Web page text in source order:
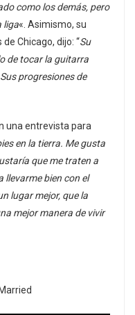
como los demás, pero
liga«. Asimismo, su
Chicago, dijo: “Su
de tocar la guitarra
progresiones de
una entrevista para
en la tierra. Me gusta
que me traten a
llevarme bien con el
lugar mejor, que la
mejor manera de vivir